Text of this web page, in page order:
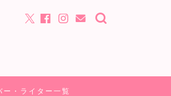
・ライター一覧